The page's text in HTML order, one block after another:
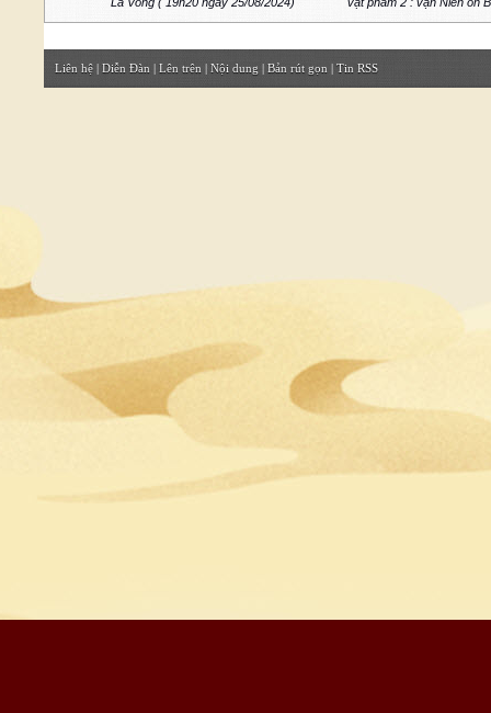
Liên hệ | Diễn Đàn | Lên trên | Nội dung | Bản rút gọn | Tin RSS